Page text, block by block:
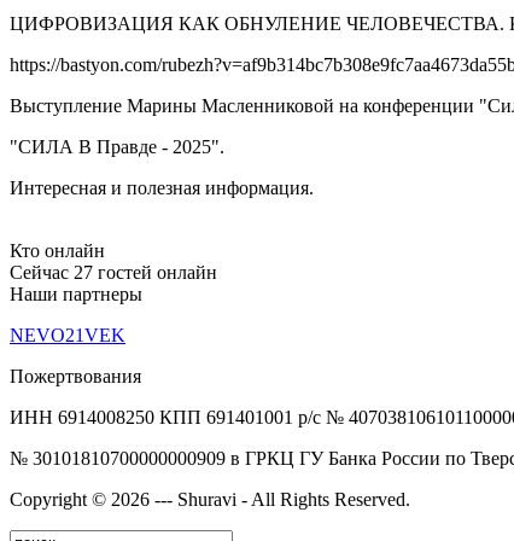
ЦИФРОВИЗАЦИЯ КАК ОБНУЛЕНИЕ
https://bastyon.com/
Выступление Марины Масленниковой на конференции
"СИЛА В Правде - 2025".
Интересная и полезная информация.
Кто онлайн
Сейчас 27 гостей онлайн
Наши партнеры
NEVO21VEK
Пожертвования
ИНН 6914008250 КПП 691401001 р/с №
№ 30101810700000000909 в ГРКЦ ГУ Банка России по
Copyright © 2026 --- Shuravi - All Rights Reserved.